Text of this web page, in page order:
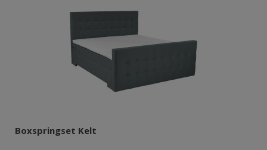
Boxspringset Kelt